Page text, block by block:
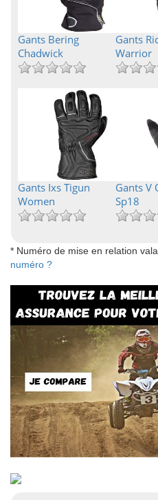
Gants Bering
Chadwick
Gants
Warrior
Gants Ixs Tigun
Women
Gants V
Sp18
* Numéro de mise en relation
numéro ?